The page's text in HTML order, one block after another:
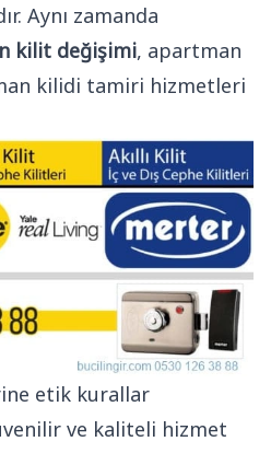
Aynı zamanda
kilit değişimi, apartman
kilidi tamiri hizmetleri
etik kurallar
ve kaliteli hizmet